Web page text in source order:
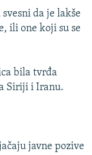
da je lakše
ili one koji su se
bila tvrđa
Siriji i Iranu.
javne pozive